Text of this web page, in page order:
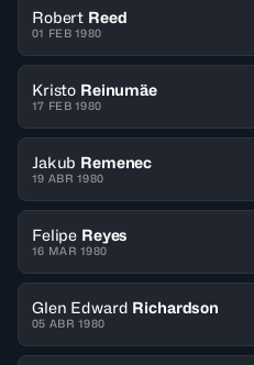
Robert Reed
01 FEB 1980
Kristo Reinumäe
17 FEB 1980
Jakub Remenec
19 ABR 1980
Felipe Reyes
16 MAR 1980
Glen Edward Richardson
05 ABR 1980